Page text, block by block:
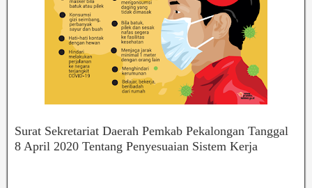
Surat Sekretariat Daerah Pemkab Pekalongan Tanggal
8 April 2020 Tentang Penyesuaian Sistem Kerja